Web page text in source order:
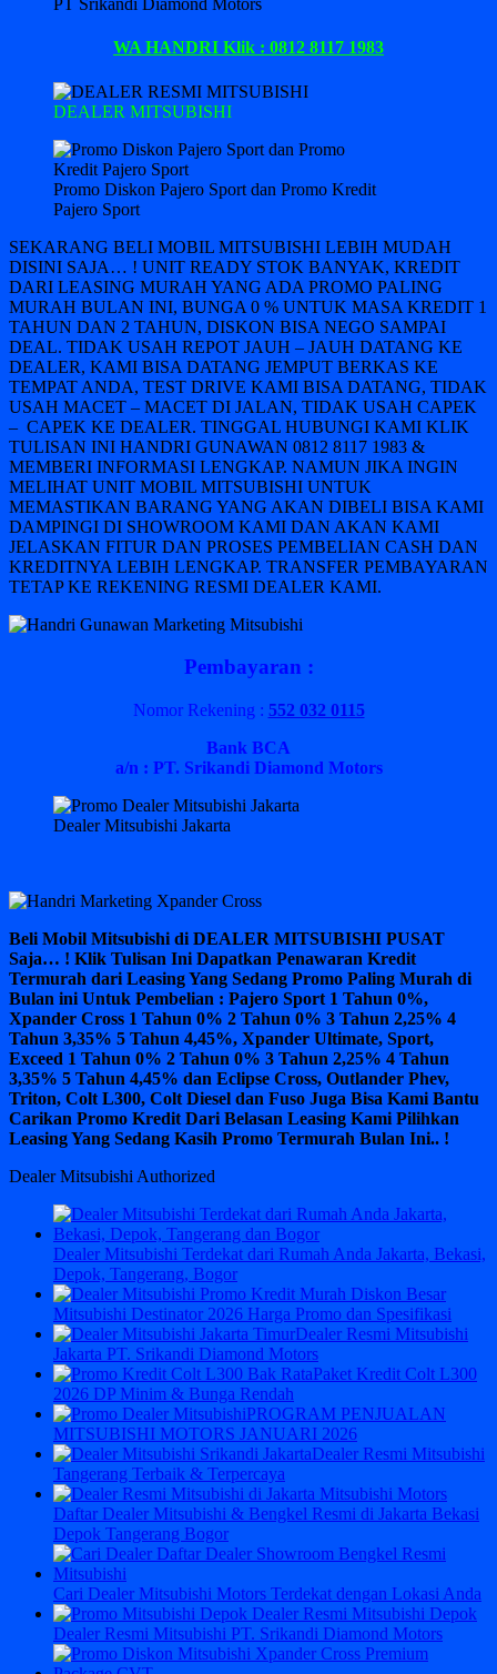
PT Srikandi Diamond Motors
WA HANDRI Klik : 0812 8117 1983
DEALER MITSUBISHI
Promo Diskon Pajero Sport dan Promo Kredit
Pajero Sport
SEKARANG BELI MOBIL MITSUBISHI LEBIH MUDAH
DISINI SAJA… ! UNIT READY STOK BANYAK, KREDIT
DARI LEASING MURAH YANG ADA PROMO PALING
MURAH BULAN INI, BUNGA 0 % UNTUK MASA KREDIT 1
TAHUN DAN 2 TAHUN, DISKON BISA NEGO SAMPAI
DEAL. TIDAK USAH REPOT JAUH – JAUH DATANG KE
DEALER, KAMI BISA DATANG JEMPUT BERKAS KE
TEMPAT ANDA, TEST DRIVE KAMI BISA DATANG, TIDAK
USAH MACET – MACET DI JALAN, TIDAK USAH CAPEK
– CAPEK KE DEALER. TINGGAL HUBUNGI KAMI KLIK
TULISAN INI HANDRI GUNAWAN 0812 8117 1983 &
MEMBERI INFORMASI LENGKAP. NAMUN JIKA INGIN
MELIHAT UNIT MOBIL MITSUBISHI UNTUK
MEMASTIKAN BARANG YANG AKAN DIBELI BISA KAMI
DAMPINGI DI SHOWROOM KAMI DAN AKAN KAMI
JELASKAN FITUR DAN PROSES PEMBELIAN CASH DAN
KREDITNYA LEBIH LENGKAP. TRANSFER PEMBAYARAN
TETAP KE REKENING RESMI DEALER KAMI.
Pembayaran :
Nomor Rekening : 552 032 0115
Bank BCA
a/n : PT. Srikandi Diamond Motors
Dealer Mitsubishi Jakarta
Beli Mobil Mitsubishi di DEALER MITSUBISHI PUSAT
Saja… ! Klik Tulisan Ini Dapatkan Penawaran Kredit
Termurah dari Leasing Yang Sedang Promo Paling Murah di
Bulan ini Untuk Pembelian : Pajero Sport 1 Tahun 0%,
Xpander Cross 1 Tahun 0% 2 Tahun 0% 3 Tahun 2,25% 4
Tahun 3,35% 5 Tahun 4,45%, Xpander Ultimate, Sport,
Exceed 1 Tahun 0% 2 Tahun 0% 3 Tahun 2,25% 4 Tahun
3,35% 5 Tahun 4,45% dan Eclipse Cross, Outlander Phev,
Triton, Colt L300, Colt Diesel dan Fuso Juga Bisa Kami Bantu
Carikan Promo Kredit Dari Belasan Leasing Kami Pilihkan
Leasing Yang Sedang Kasih Promo Termurah Bulan Ini.. !
Dealer Mitsubishi Authorized
Dealer Mitsubishi Terdekat dari Rumah Anda Jakarta, Bekasi,
Depok, Tangerang, Bogor
Mitsubishi Destinator 2026 Harga Promo dan Spesifikasi
Dealer Resmi Mitsubishi
Jakarta PT. Srikandi Diamond Motors
Paket Kredit Colt L300
2026 DP Minim & Bunga Rendah
PROGRAM PENJUALAN
MITSUBISHI MOTORS JANUARI 2026
Dealer Resmi Mitsubishi
Tangerang Terbaik & Terpercaya
Daftar Dealer Mitsubishi & Bengkel Resmi di Jakarta Bekasi
Depok Tangerang Bogor
Cari Dealer Mitsubishi Motors Terdekat dengan Lokasi Anda
Dealer Resmi Mitsubishi PT. Srikandi Diamond Motors